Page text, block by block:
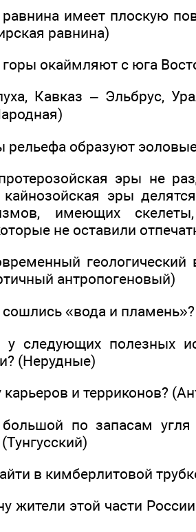
имеет плоскую
равнина)
окаймляют с юга
Кавказ – Эльбрус,
рельефа образуют
эры не
кайнозойская эры
имеющих
не оставили
антропогеновый)
сошлись «вода и
следующих полезных
(Нерудные)
карьеров и терриконов?
по запасам угля
в кимберлитовой
жители этой части